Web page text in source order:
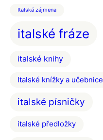
Italská zájmena
italské fráze
italské knihy
Italské knížky a učebnice
italské písničky
italské předložky